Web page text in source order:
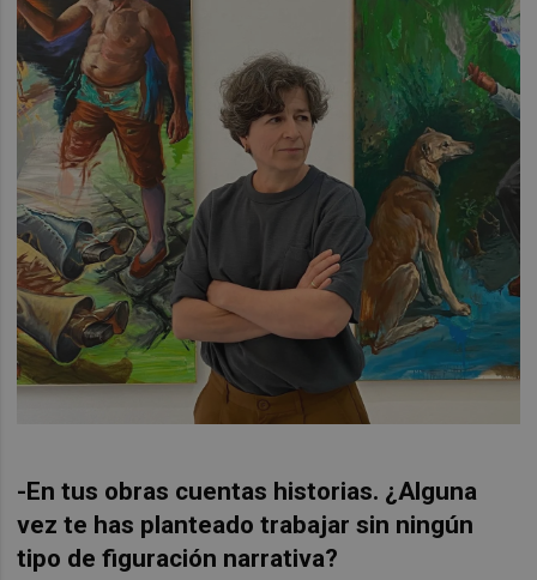
-En tus obras cuentas historias. ¿Alguna
vez te has planteado trabajar sin ningún
tipo de figuración narrativa?